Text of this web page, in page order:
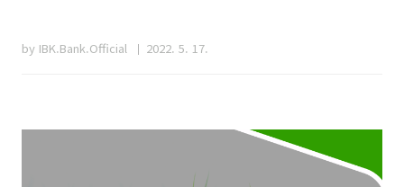
by IBK.Bank.Official 2022. 5. 17.